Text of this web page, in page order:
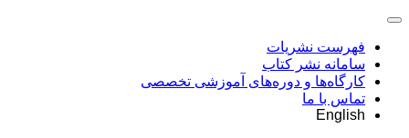
فهرست نشریات
سامانه نشر کتاب
کارگاه‌ها و دوره‌های آموزشی تخصصی
تماس با ما
English